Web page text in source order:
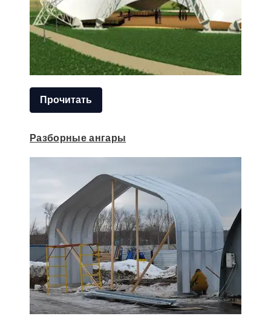
Прочитать
Разборные ангары